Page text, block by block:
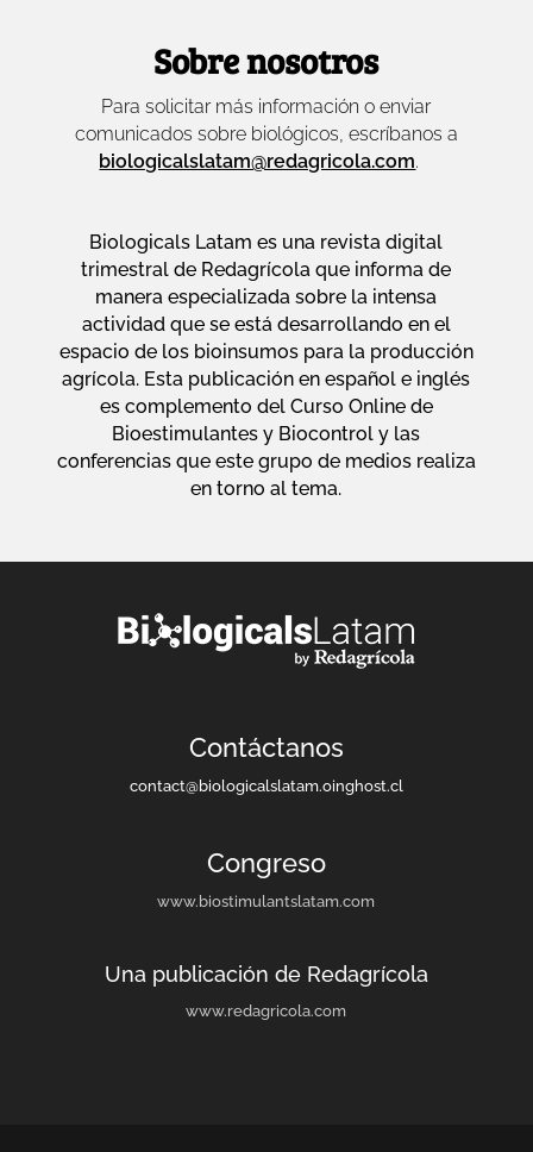
Sobre nosotros
Para solicitar más información o enviar
comunicados sobre biológicos, escríbanos a
biologicalslatam@redagricola.com.
Biologicals Latam es una revista digital
trimestral de Redagrícola que informa de
manera especializada sobre la intensa
actividad que se está desarrollando en el
espacio de los bioinsumos para la producción
agrícola. Esta publicación en español e inglés
es complemento del Curso Online de
Bioestimulantes y Biocontrol y las
conferencias que este grupo de medios realiza
en torno al tema.
Contáctanos
contact@biologicalslatam.oinghost.cl
Congreso
www.biostimulantslatam.com
Una publicación de Redagrícola
www.redagricola.com